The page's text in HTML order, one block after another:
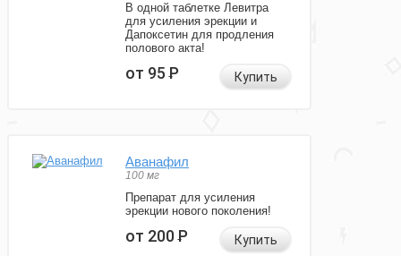
В одной таблетке Левитра
для усиления эрекции и
Дапоксетин для продления
полового акта!
от 95Р Купить
Аванафил
100 мг
Препарат для усиления
эрекции нового поколения!
от 200Р Купить